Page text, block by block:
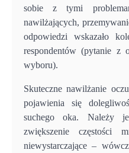
sobie z tymi
nawilżających,
odpowiedzi wskazało
respondentów (pytanie z
wyboru).
Skuteczne nawilżanie
pojawienia się
suchego oka. Należy
zwiększenie częstości
niewystarczające –